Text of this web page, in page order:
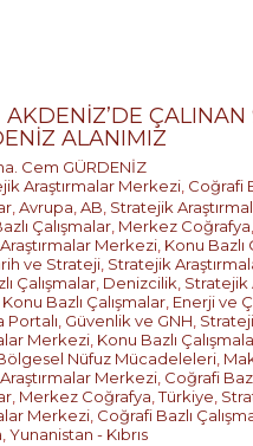
ÇALINAN
ALANIMIZ
Cem GÜRDENİZ
Araştırmalar Merkezi, Coğrafi
,Avrupa,AB, Stratejik
Çalışmalar, Merkez Coğrafya,
Merkezi, Konu Bazlı
ve Strateji, Stratejik
Çalışmalar, Denizcilik, Stratejik
Konu Bazlı Çalışmalar, Enerji ve
Portalı, Güvenlik ve GNH,
Merkezi, Konu Bazlı
Nüfuz Mücadeleleri,
Merkezi, Coğrafi
, Merkez Coğrafya,Türkiye,
Merkezi, Coğrafi Bazlı
,Yunanistan - Kıbrıs